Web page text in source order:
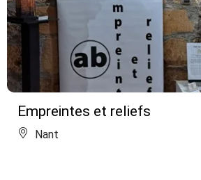
Empreintes et reliefs
Nant